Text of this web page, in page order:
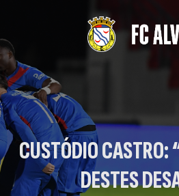
CUSTÓDIO CASTRO:
DESTES